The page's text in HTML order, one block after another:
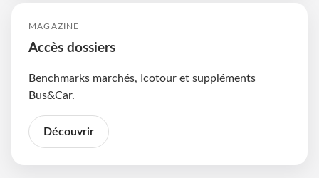
MAGAZINE
Accès dossiers
Benchmarks marchés, Icotour et suppléments
Bus&Car.
Découvrir